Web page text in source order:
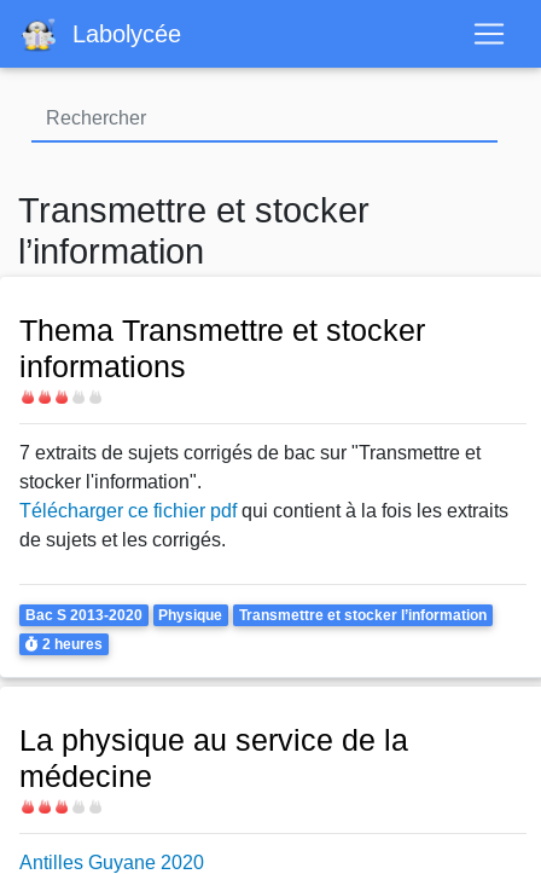
contenu
Labolycée
Transmettre et stocker
l’information
Thema Transmettre et stocker
informations
Difficulté
7 extraits de sujets corrigés de bac sur "Transmettre et
stocker l'information".
Télécharger ce fichier pdfqui contient à la fois les extraits
de sujets et les corrigés.
Theme
Bac S 2013-2020 Physique Transmettre et stocker l’information
Durée
2 heures
La physique au service de la
médecine
Difficulté
Antilles Guyane 2020